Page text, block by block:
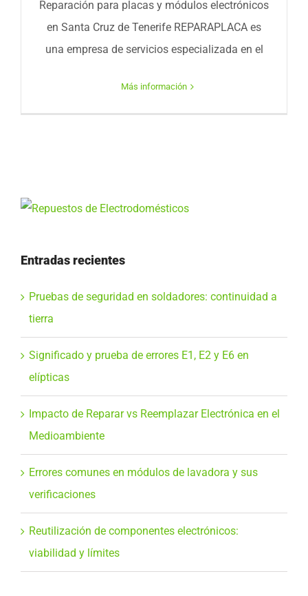
Reparación para placas y módulos electrónicos
en Santa Cruz de Tenerife REPARAPLACA es
una empresa de servicios especializada en el
Más información
Entradas recientes
Pruebas de seguridad en soldadores: continuidad a
tierra
Significado y prueba de errores E1, E2 y E6 en
elípticas
Impacto de Reparar vs Reemplazar Electrónica en el
Medioambiente
Errores comunes en módulos de lavadora y sus
verificaciones
Reutilización de componentes electrónicos:
viabilidad y límites